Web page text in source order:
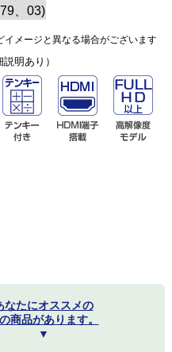
メージと異なる場合がございます
明あり）
なたにオススメの
商品があります。
▼